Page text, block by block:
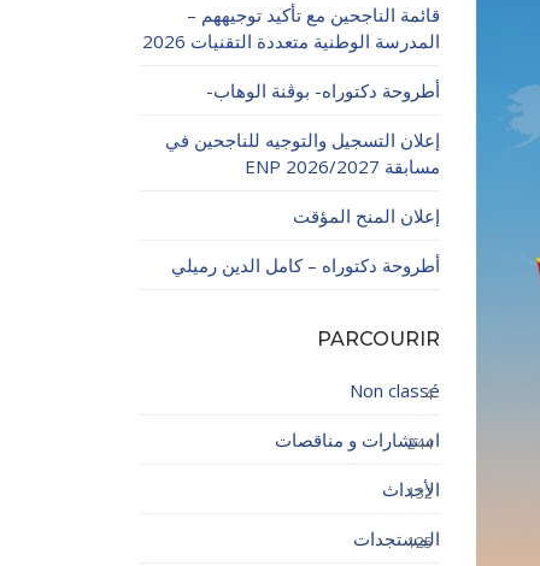
قائمة الناجحين مع تأكيد توجيههم –
المدرسة الوطنية متعددة التقنيات 2026
أطروحة دكتوراه- بوڨنة الوهاب-
إعلان التسجيل والتوجيه للناجحين في
مسابقة ENP 2026/2027
إعلان المنح المؤقت
أطروحة دكتوراه – كامل الدين رميلي
PARCOURIR
Non classé
4
استشارات و مناقصات
244
الأحداث
132
المستجدات
125